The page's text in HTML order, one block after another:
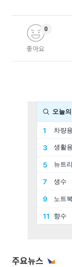
좋아요
0
주요뉴스